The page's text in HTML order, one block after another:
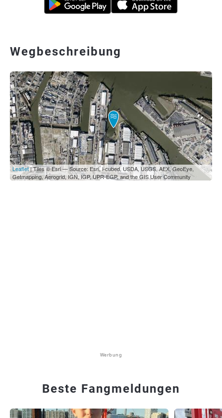
Wegbeschreibung
Leaflet| Tiles © Esri — Source: Esri, i-cubed, USDA, USGS, AEX, GeoEye,
Getmapping, Aerogrid, IGN, IGP, UPR-EGP, and the GIS User Community
Werbung
Beste Fangmeldungen